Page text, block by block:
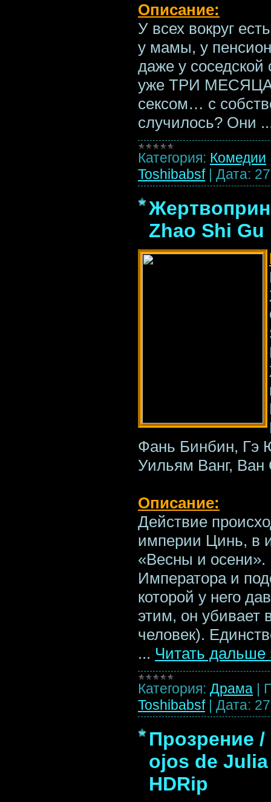
Описание:
У всех вокруг
у мамы, у
даже у соседской
уже ТРИ МЕСЯЦА
сексом… с
случилось? Они
Категория: Комедии
Toshibabsf | Дата:
Zhao Shi Gu
Фань Бинбин, Гэ
Уильям Ванг,
Описание:
Действие
империи Цинь, в
«Весны и осени».
Императора и
которой у него
этим, он убивает
человек).
... Читать дальше
Категория: Драма |
Toshibabsf | Дата:
Прозрение
ojos de
HDRip